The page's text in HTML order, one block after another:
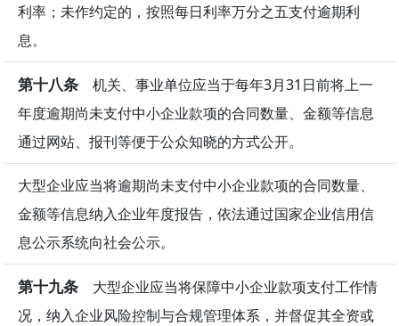
利率；未作约定的，按照每日利率万分之五支付逾期利
息。
第十八条 机关、事业单位应当于每年3月31日前将上一
年度逾期尚未支付中小企业款项的合同数量、金额等信息
通过网站、报刊等便于公众知晓的方式公开。
大型企业应当将逾期尚未支付中小企业款项的合同数量、
金额等信息纳入企业年度报告，依法通过国家企业信用信
息公示系统向社会公示。
第十九条 大型企业应当将保障中小企业款项支付工作情
况，纳入企业风险控制与合规管理体系，并督促其全资或